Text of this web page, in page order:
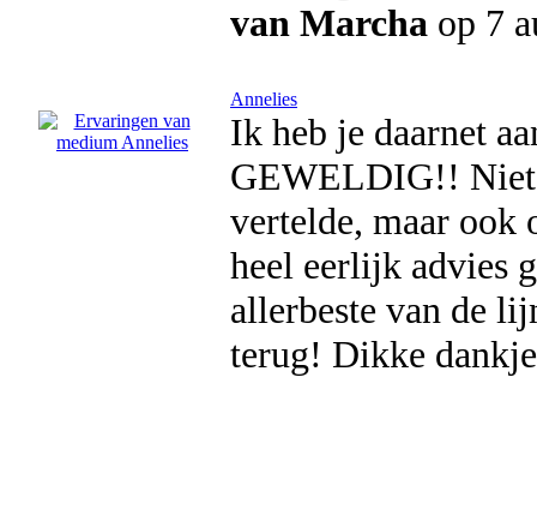
van Marcha op 7
Annelies
Ik heb je daarnet
GEWELDIG!! Niet
vertelde, maar ook
heel eerlijk advies
allerbeste van de
terug! Dikke